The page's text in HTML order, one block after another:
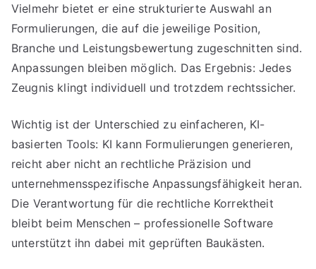
Vielmehr bietet er eine strukturierte Auswahl an
Formulierungen, die auf die jeweilige Position,
Branche und Leistungsbewertung zugeschnitten sind.
Anpassungen bleiben möglich. Das Ergebnis: Jedes
Zeugnis klingt individuell und trotzdem rechtssicher.
Wichtig ist der Unterschied zu einfacheren, KI-
basierten Tools: KI kann Formulierungen generieren,
reicht aber nicht an rechtliche Präzision und
unternehmensspezifische Anpassungsfähigkeit heran.
Die Verantwortung für die rechtliche Korrektheit
bleibt beim Menschen – professionelle Software
unterstützt ihn dabei mit geprüften Baukästen.